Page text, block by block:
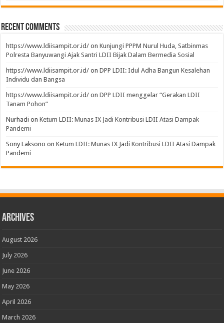
Recent Comments
https://www.ldiisampit.or.id/ onKunjungi PPPM Nurul Huda, Satbinmas
Polresta Banyuwangi Ajak Santri LDII Bijak Dalam Bermedia Sosial
https://www.ldiisampit.or.id/ onDPP LDII: Idul Adha Bangun Kesalehan
Individu dan Bangsa
https://www.ldiisampit.or.id/ onDPP LDII menggelar “Gerakan LDII
Tanam Pohon”
Nurhadi onKetum LDII: Munas IX Jadi Kontribusi LDII Atasi Dampak
Pandemi
Sony Laksono onKetum LDII: Munas IX Jadi Kontribusi LDII Atasi Dampak
Pandemi
Archives
August 2026
July 2026
June 2026
May 2026
April 2026
March 2026